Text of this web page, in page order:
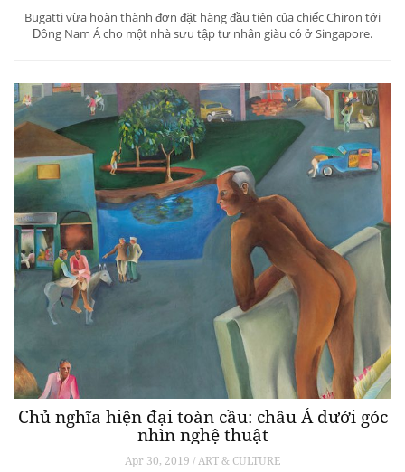
Bugatti vừa hoàn thành đơn đặt hàng đầu tiên của chiếc Chiron tới
Đông Nam Á cho một nhà sưu tập tư nhân giàu có ở Singapore.
Chủ nghĩa hiện đại toàn cầu: châu Á dưới góc
nhìn nghệ thuật
Apr 30, 2019 / ART & CULTURE